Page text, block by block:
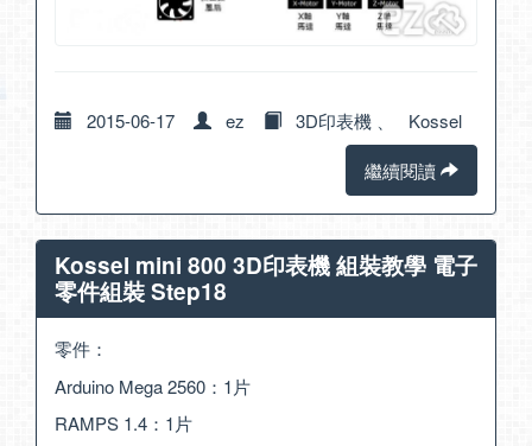
2015-06-17 ez 3D印表機
Kossel
繼續閱讀
Kossel mini 800 3D印表機 組裝教學 電子
零件組裝 Step18
零件：
Arduino Mega 2560：1片
RAMPS 1.4：1片